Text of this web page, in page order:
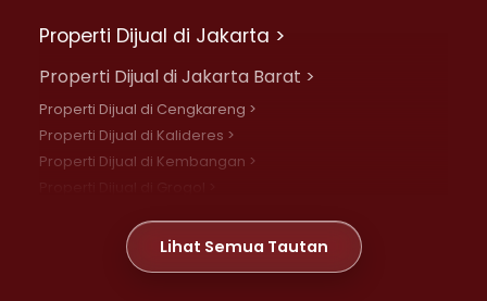
Properti Dijual di Jakarta >
Properti Dijual di Jakarta Barat >
Properti Dijual di Cengkareng >
Properti Dijual di Kalideres >
Properti Dijual di Kembangan >
Properti Dijual di Meruya >
Properti Dijual di Jelambar >
Lihat Semua Tautan